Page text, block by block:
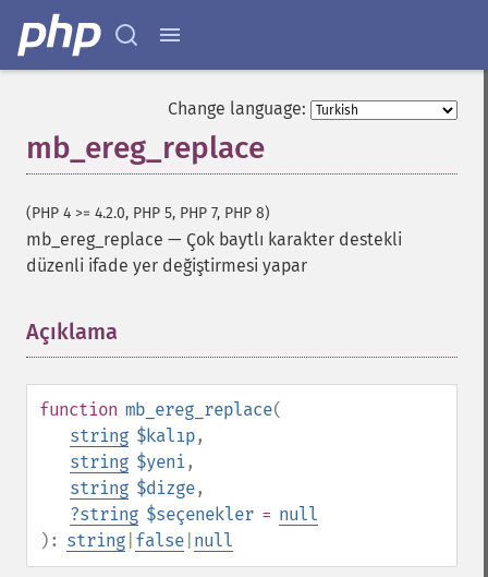
Change language:
mb_ereg_replace
(PHP 4 >= 4.2.0, PHP 5, PHP 7, PHP 8)
mb_ereg_replace — Çok baytlı karakter destekli
düzenli ifade yer değiştirmesi yapar
Açıklama
function mb_ereg_replace(
string $kalıp,
string $yeni,
string $dizge,
?string $seçenekler = null
): string false null